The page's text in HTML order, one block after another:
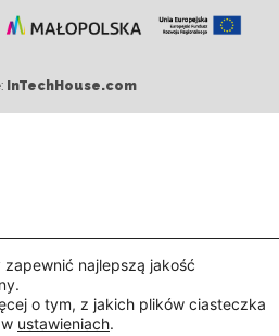
InTechHouse.com
najlepszą jakość
o tym, z jakich plików ciasteczka
ustawieniach.